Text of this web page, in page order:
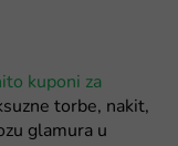
kuponi za
torbe, nakit,
glamura u